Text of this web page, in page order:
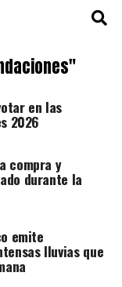
en las
2026
compra y
durante la
emite
lluvias que